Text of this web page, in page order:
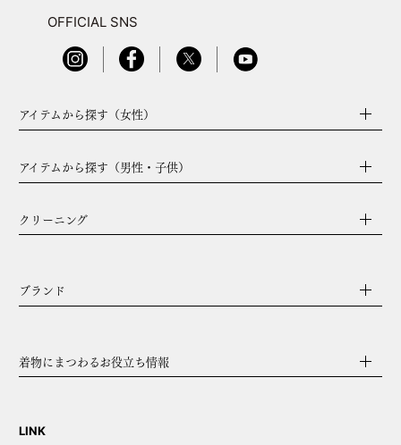
OFFICIAL SNS
アイテムから探す（女性）
アイテムから探す（男性・子供）
クリーニング
ブランド
着物にまつわるお役立ち情報
LINK